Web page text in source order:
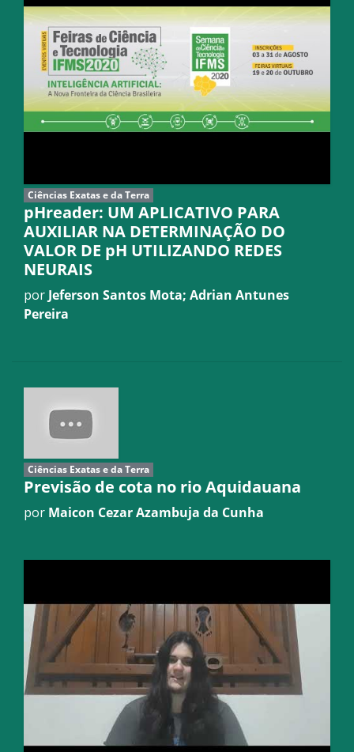
Ciências Exatas e da Terra
pHreader: UM APLICATIVO PARA
AUXILIAR NA DETERMINAÇÃO DO
VALOR DE pH UTILIZANDO REDES
NEURAIS
por Jeferson Santos Mota; Adrian Antunes
Pereira
Ciências Exatas e da Terra
Previsão de cota no rio Aquidauana
por Maicon Cezar Azambuja da Cunha